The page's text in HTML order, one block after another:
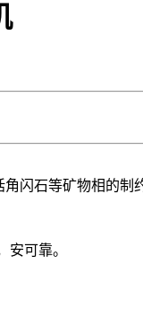
石等矿物相的制
可靠。